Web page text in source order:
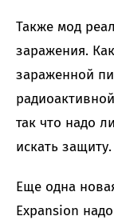
Также мод
заражения.
зараженной
так что надо
искать защиту.
Еще одна
Expansion